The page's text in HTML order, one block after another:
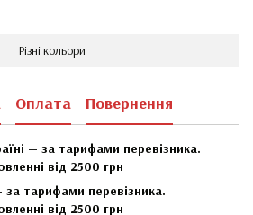
Різні кольори
Оплата Повернення
— за тарифами перевізника.
від 2500 грн
тарифами перевізника.
від 2500 грн